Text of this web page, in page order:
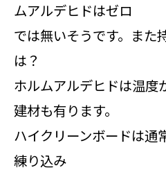
ムアルデヒドはゼロ
では無いそうです。また
は？
ホルムアルデヒドは温度
建材も有ります。
ハイクリーンボードは通
練り込み